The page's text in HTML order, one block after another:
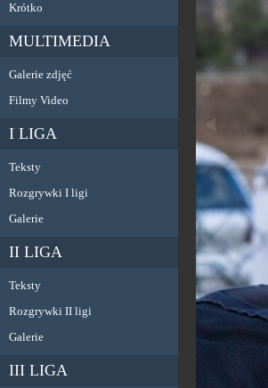
Krótko
MULTIMEDIA
Galerie zdjęć
Filmy Video
I LIGA
Teksty
Rozgrywki I ligi
Galerie
II LIGA
Teksty
Rozgrywki II ligi
Galerie
III LIGA